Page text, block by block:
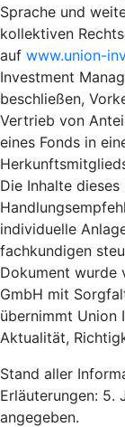
Sprache und
kollektiven
auf www.union-
Investment
beschließen,
Vertrieb von
eines Fonds in
Die Inhalte
individuelle
fachkundigen
Dokument wurde
GmbH mit
übernimmt Union
Aktualität,
Stand aller
Erläuterungen: 5.
angegeben.